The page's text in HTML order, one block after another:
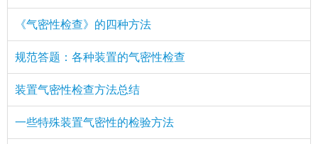
《气密性检查》的四种方法
规范答题：各种装置的气密性检查
装置气密性检查方法总结
一些特殊装置气密性的检验方法